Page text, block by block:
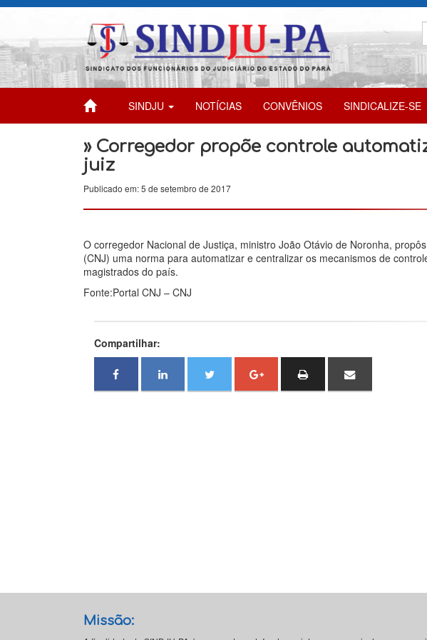
SINDJU NOTÍCIAS CONVÊNIOS SINDICALIZE-SE
» Corregedor propõe controle
juiz
Publicado em: 5 de setembro de 2017
O corregedor Nacional de Justiça, ministro João Otávio de Noronha,
(CNJ) uma norma para automatizar e centralizar os mecanismos de
magistrados do país.
Fonte:Portal CNJ – CNJ
Compartilhar:
Missão: